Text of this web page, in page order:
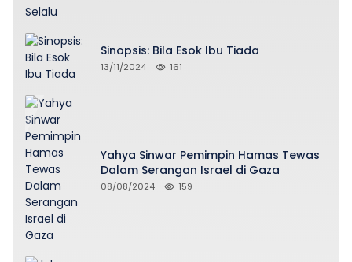
Sinopsis: Bila Esok Ibu Tiada
13/11/2024 161
Yahya Sinwar Pemimpin Hamas Tewas
Dalam Serangan Israel di Gaza
08/08/2024 159